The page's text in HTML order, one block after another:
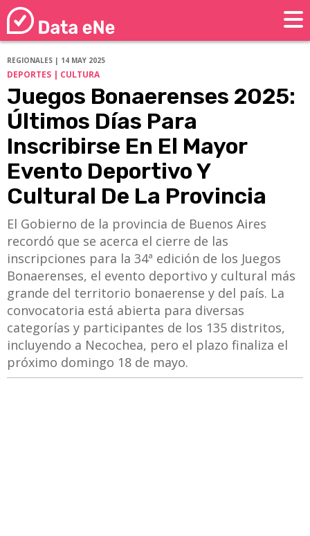
REGIONALES | 14 MAY 2025
DEPORTES | CULTURA
Juegos Bonaerenses 2025:
Últimos Días Para
Inscribirse En El Mayor
Evento Deportivo Y
Cultural De La Provincia
El Gobierno de la provincia de Buenos Aires
recordó que se acerca el cierre de las
inscripciones para la 34ª edición de los Juegos
Bonaerenses, el evento deportivo y cultural más
grande del territorio bonaerense y del país. La
convocatoria está abierta para diversas
categorías y participantes de los 135 distritos,
incluyendo a Necochea, pero el plazo finaliza el
próximo domingo 18 de mayo.